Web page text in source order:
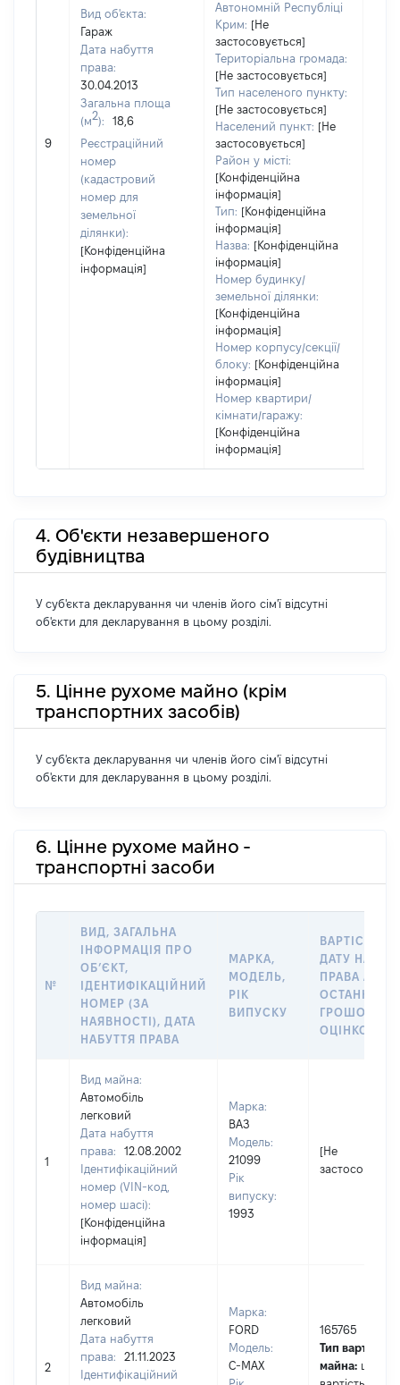
9
Вид об'єкта:
Гараж
Дата набуття
права:
30.04.2013
Загальна площа
(м2):
18,6
Реєстраційний
номер
(кадастровий
номер для
земельної
ділянки):
[Конфіденційна
інформація]
Автономній Республіці
Крим: [Не
застосовується]
Територіальна громада:
[Не застосовується]
Тип населеного пункту:
[Не застосовується]
Населений пункт: [Не
застосовується]
Район у місті:
[Конфіденційна
інформація]
Тип: [Конфіденційна
інформація]
Назва: [Конфіденційна
інформація]
Номер будинку/
земельної ділянки:
[Конфіденційна
інформація]
Номер корпусу/секції/
блоку: [Конфіденційна
інформація]
Номер квартири/
кімнати/гаражу:
[Конфіденційна
інформація]
4. Об'єкти незавершеного
будівництва
У суб'єкта декларування чи членів його сім'ї відсутні
об'єкти для декларування в цьому розділі.
5. Цінне рухоме майно (крім
транспортних засобів)
У суб'єкта декларування чи членів його сім'ї відсутні
об'єкти для декларування в цьому розділі.
6. Цінне рухоме майно -
транспортні засоби
№
ВИД, ЗАГАЛЬНА
ІНФОРМАЦІЯ ПРО
ОБʼЄКТ,
ІДЕНТИФІКАЦІЙНИЙ
НОМЕР (ЗА
НАЯВНОСТІ), ДАТА
НАБУТТЯ ПРАВА
МАРКА,
МОДЕЛЬ,
РІК
ВИПУСКУ
ВАРТІСТЬ НА
ДАТУ
ПРАВА АБО
ГРОШОВОЮ
ОЦІНКОЮ,
1
Вид майна:
Автомобіль
легковий
Дата набуття
права:
12.08.2002
Ідентифікаційний
номер (VIN-код,
номер шасі):
[Конфіденційна
інформація]
Марка:
ВАЗ
Модель:
21099
Рік
випуску:
1993
[Не
2
Вид майна:
Автомобіль
легковий
Дата набуття
права:
21.11.2023
Ідентифікаційний
Марка:
FORD
Модель:
C-MAX
165765
Тип вартості
майна: це